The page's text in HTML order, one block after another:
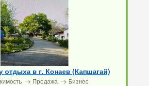
отдыха в г. Конаев (Капшагай)
→ Продажа→ Бизнес